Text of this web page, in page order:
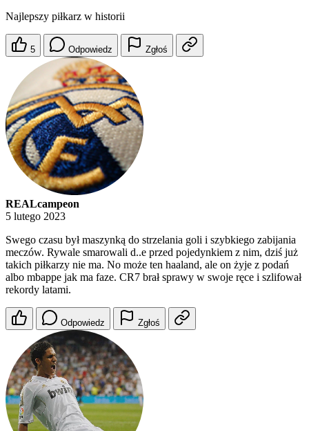
Najlepszy piłkarz w historii
5 Odpowiedz Zgłoś
REALcampeon
5 lutego 2023
Swego czasu był maszynką do strzelania goli i szybkiego zabijania
meczów. Rywale smarowali d..e przed pojedynkiem z nim, dziś już
takich piłkarzy nie ma. No może ten haaland, ale on żyje z podań
albo mbappe jak ma faze. CR7 brał sprawy w swoje ręce i szlifował
rekordy latami.
Odpowiedz Zgłoś